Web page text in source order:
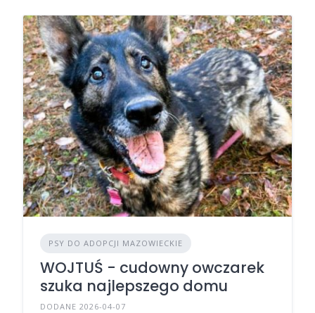
PSY DO ADOPCJI MAZOWIECKIE
WOJTUŚ - cudowny owczarek
szuka najlepszego domu
DODANE 2026-04-07